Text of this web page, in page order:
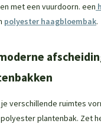
met een vuurdoorn. een
polyester haagbloembak.
verschillende ruimtes
plantenbak. Zet